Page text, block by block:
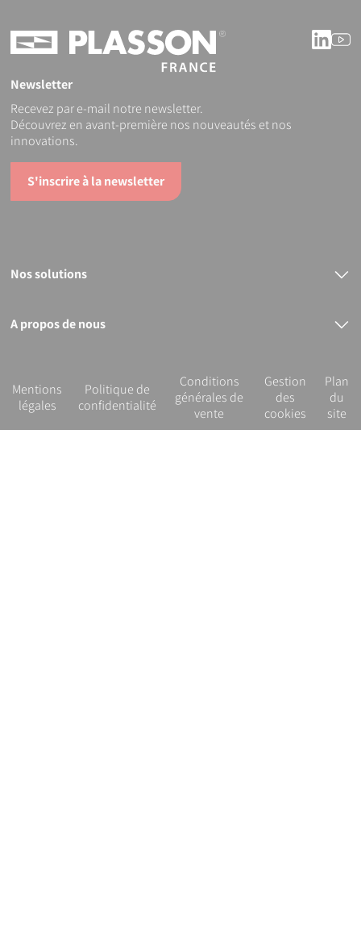
Newsletter
Recevez par e-mail notre newsletter.
Découvrez en avant-première nos nouveautés et nos
innovations.
S'inscrire à la newsletter
Nos solutions
Bout à bout
A propos de nous
Notre démarche RSE
Mentions
légales
Politique de
confidentialité
Conditions
générales de
vente
Gestion
des
cookies
Plan
du
site